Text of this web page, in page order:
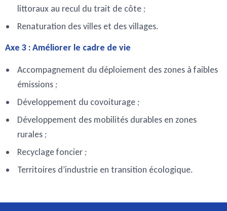
littoraux au recul du trait de côte ;
Renaturation des villes et des villages.
Axe 3 : Améliorer le cadre de vie
Accompagnement du déploiement des zones à faibles
émissions ;
Développement du covoiturage ;
Développement des mobilités durables en zones
rurales ;
Recyclage foncier ;
Territoires d’industrie en transition écologique.